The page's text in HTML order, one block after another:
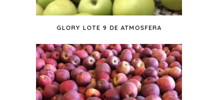
GLORY LOTE 9 DE ATMOSFERA